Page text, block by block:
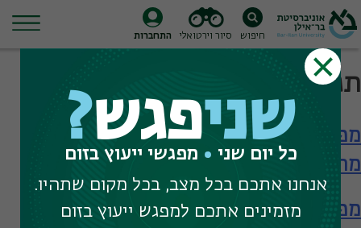
Skip
to
חיפוש סיור וירטואלי התחברות
תגית חיפוש:
מפגש עם הפקולטה לחינוך – תארים
מתקדמים
מפגש עם הפקולטה לחינוך – תארים
שניפגש?
כל יום שני מפגשי ייעוץ בזום
אנחנו אתכם בכל מצב, בכל מקום שתהיו.
מזמינים אתכם למפגש ייעוץ בזום